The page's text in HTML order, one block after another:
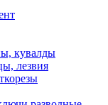
кувалды
лезвия